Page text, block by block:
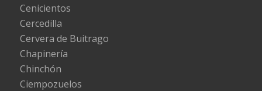
Cenicientos
Cercedilla
Cervera de Buitrago
Chapinería
Chinchón
Ciempozuelos